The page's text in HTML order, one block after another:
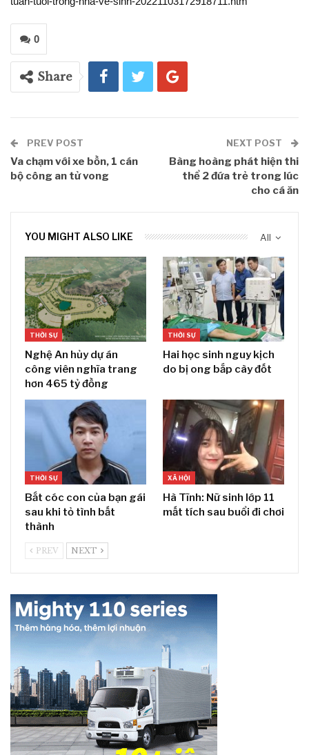
0
Share
PREV POST
Va chạm với xe bồn, 1 cán
bộ công an tử vong
NEXT POST
Bàng hoàng phát hiện thi
thể 2 đứa trẻ trong lúc
cho cá ăn
All
YOU MIGHT ALSO LIKE
THỜI SỰ
Nghệ An hủy dự án
công viên nghĩa trang
hơn 465 tỷ đồng
THỜI SỰ
Hai học sinh nguy kịch
do bị ong bắp cày đốt
THỜI SỰ
Bắt cóc con của bạn gái
sau khi tỏ tình bất
thành
XÃ HỘI
Hà Tĩnh: Nữ sinh lớp 11
mất tích sau buổi đi chơi
PREV NEXT